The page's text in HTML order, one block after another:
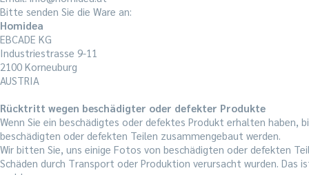
Bitte senden Sie die Ware an:
Homidea
EBCADE KG
Industriestrasse 9-11
2100 Korneuburg
AUSTRIA
Rücktritt wegen beschädigter oder defekter Produkte
Wenn Sie ein beschädigtes oder defektes Produkt erhalten
beschädigten oder defekten Teilen zusammengebaut werden.
Wir bitten Sie, uns einige Fotos von beschädigten oder defekten
Schäden durch Transport oder Produktion verursacht wurden. Das